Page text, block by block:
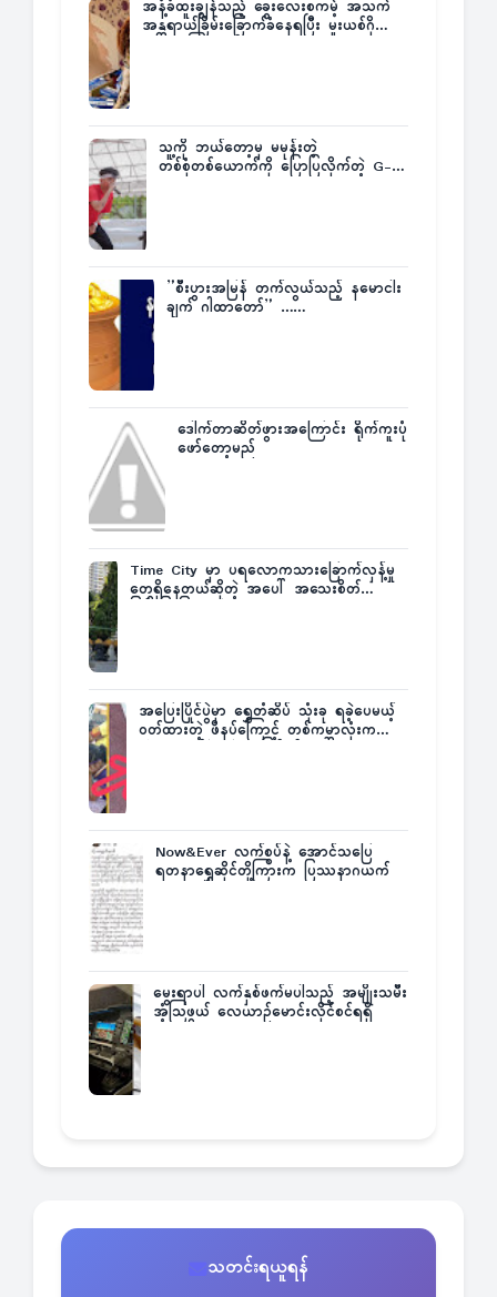
အနံ့ခံထူးချွန်သည့် ခွေးလေးစကမ့် အသက်
အန္တရာယ်ခြိမ်းခြောက်ခံနေရပြီး မူးယစ်ဂိုဏ်း
သူ့ကို ဘယ်တော့မှ မမုန်းတဲ့
တစ်စုံတစ်ယောက်ကို ပြောပြလိုက်တဲ့ G-
”စီးပွားအမြန် တက်လွယ်သည့် နမောငါး
ချက် ဂါထာတော်” ……
ဒေါက်တာဆိတ်ဖွားအကြောင်း ရိုက်ကူးပုံ
ဖော်တော့မည်
Time City မှာ ပရလောကသားခြောက်လှန့်မှု
တွေရှိနေတယ်ဆိုတဲ့ အပေါ် အသေးစိတ်
အပြေးပြိုင်ပွဲမှာ ရွှေတံဆိပ် သုံးခု ရခဲ့ပေမယ့်
ဝတ်ထားတဲ့ ဖိနပ်ကြောင့် တစ်ကမ္ဘာလုံးက
Now&Ever လက်စွပ်နဲ့ အောင်သပြေ
ရတနာရွှေဆိုင်တို့ကြားက ပြဿနာဂယက်
မွေးရာပါ လက်နှစ်ဖက်မပါသည့် အမျိုးသမီး
အံ့သြဖွယ် လေယာဉ်မောင်းလိုင်စင်ရရှိ
သတင်းရယူရန်